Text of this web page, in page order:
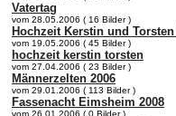
Vatertag
vom 28.05.2006 ( 16 Bilder )
Hochzeit Kerstin und Torsten I
vom 19.05.2006 ( 45 Bilder )
hochzeit kerstin torsten
vom 27.04.2006 ( 23 Bilder )
Männerzelten 2006
vom 29.01.2006 ( 113 Bilder )
Fassenacht Eimsheim 2008
vom 26.01.2006 ( 0 Bilder )